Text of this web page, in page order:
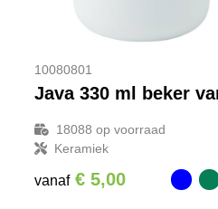
10080801
18088 op voorraad
Keramiek
vanaf € 5,00